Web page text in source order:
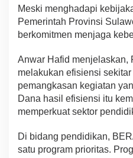
Meski menghadapi
Pemerintah Provinsi
berkomitmen menjaga
Anwar Hafid menjelaskan,
melakukan efisiensi
pemangkasan kegiatan
Dana hasil efisiensi itu
memperkuat sektor
Di bidang pendidikan,
satu program prioritas.